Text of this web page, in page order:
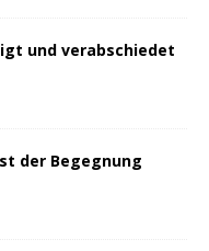
und verabschiedet
der Begegnung